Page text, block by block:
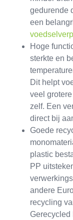
gedurende
een
Hoge
sterkte en
Dit helpt
veel
zelf. Een
direct bij
Goede
plastic
PP
andere
recycling
Gerecycled